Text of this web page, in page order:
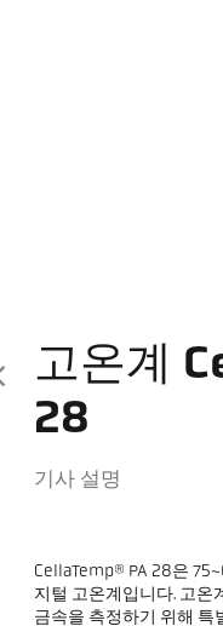
고온계
28
기사 설명
CellaTemp® PA 28은
지털 고온계입니다. 고온
금속을 측정하기 위해 특